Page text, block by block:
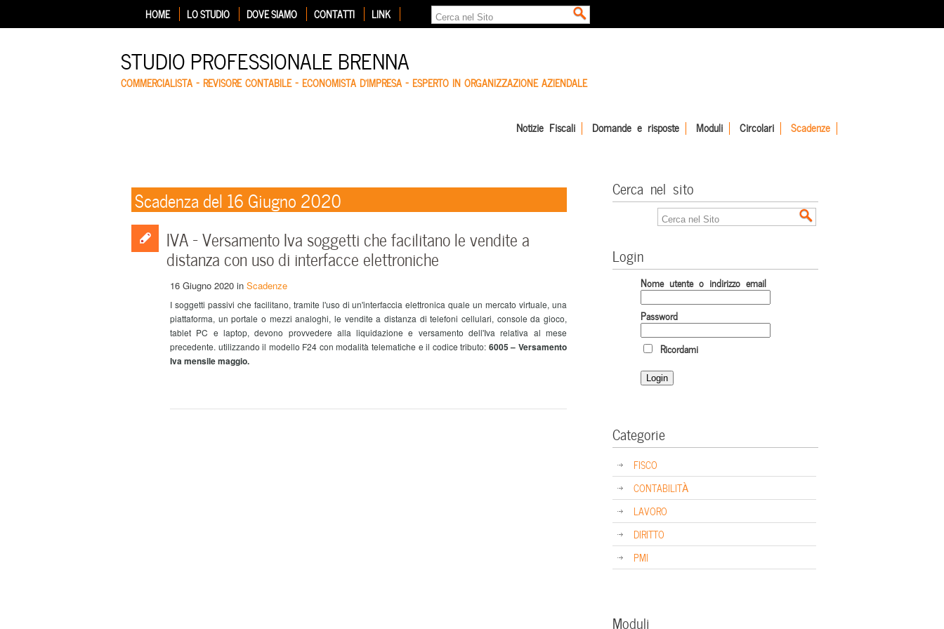
HOME LO STUDIO DOVE SIAMO CONTATTI LINK
STUDIO PROFESSIONALE BRENNA
COMMERCIALISTA – REVISORE CONTABILE – ECONOMISTA D'IMPRESA – ESPERTO IN ORGANIZZAZIONE AZIENDALE
Notizie Fiscali Domande e risposte Moduli Circolari Scadenze
Scadenza del 16 Giugno 2020
IVA – Versamento Iva soggetti che facilitano le vendite a
distanza con uso di interfacce elettroniche
16 Giugno 2020 in Scadenze
I soggetti passivi che facilitano, tramite l'uso di un'interfaccia elettronica quale un mercato virtuale, una
piattaforma, un portale o mezzi analoghi, le vendite a distanza di telefoni cellulari, console da gioco,
tablet PC e laptop, devono provvedere alla liquidazione e versamento dell'Iva relativa al mese
precedente. utilizzando il modello F24 con modalità telematiche e il codice tributo: 6005 – Versamento
Iva mensile maggio.
Cerca nel sito
Login
Nome utente o indirizzo email
Password
Ricordami
Categorie
FISCO
CONTABILITÀ
LAVORO
DIRITTO
PMI
Moduli